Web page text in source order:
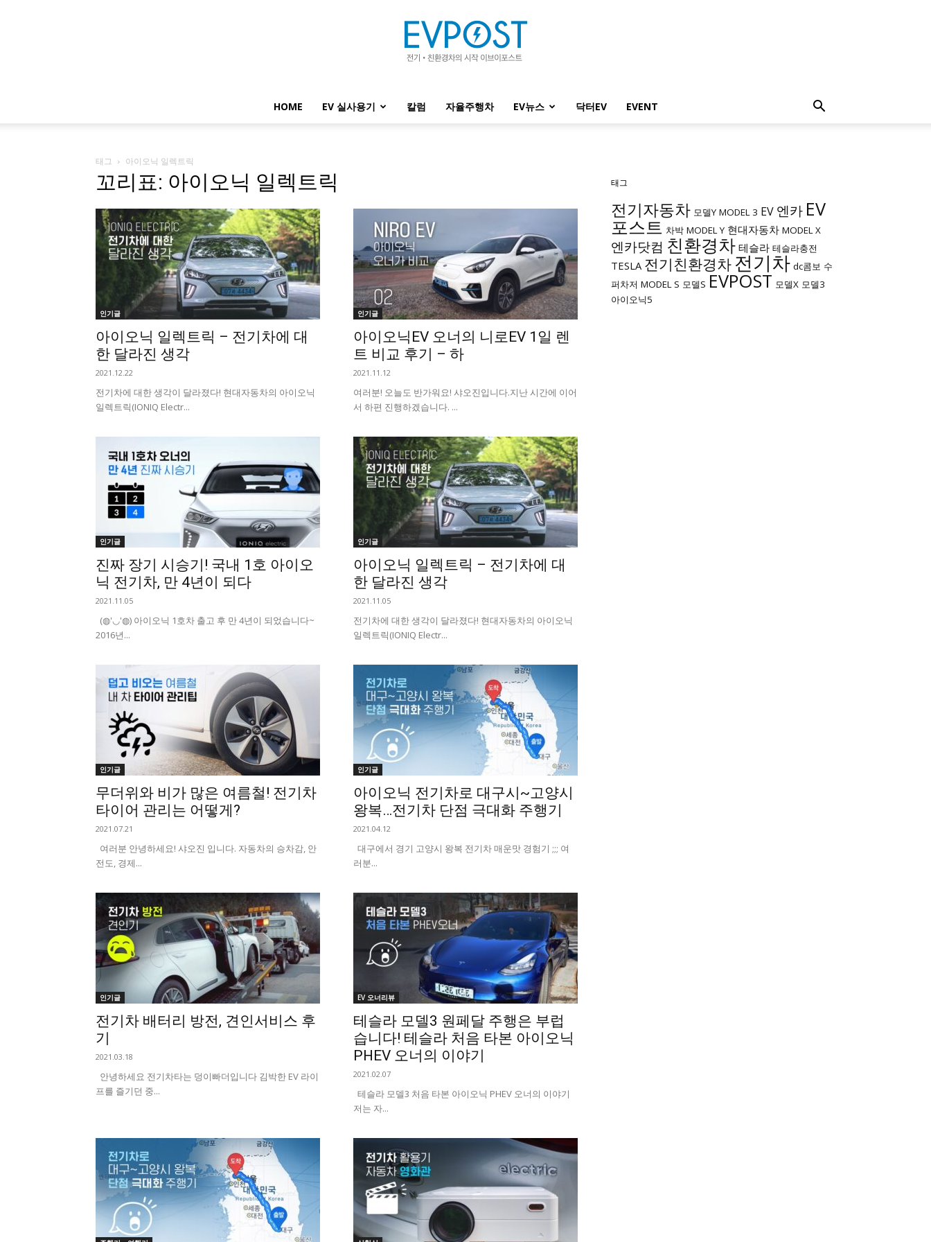
HOME EV 실사용기 칼럼 자율주행차 EV뉴스 닥터EV EVENT
태그 아이오닉 일렉트릭
꼬리표: 아이오닉 일렉트릭
인기글
아이오닉 일렉트릭 – 전기차에 대
한 달라진 생각
2021.12.22
전기차에 대한 생각이 달라졌다! 현대자동차의 아이오닉
일렉트릭(IONIQ Electr...
인기글
아이오닉EV 오너의 니로EV 1일 렌
트 비교 후기 – 하
2021.11.12
여러분! 오늘도 반가워요! 샤오진입니다. ​지난 시간에 이어
서 하편 진행하겠습니다. ...
인기글
진짜 장기 시승기! 국내 1호 아이오
닉 전기차, 만 4년이 되다
2021.11.05
(◍'◡'◍) 아이오닉 1호차 출고 후 만 4년이 되었습니다~
2016년...
인기글
아이오닉 일렉트릭 – 전기차에 대
한 달라진 생각
2021.11.05
전기차에 대한 생각이 달라졌다! 현대자동차의 아이오닉
일렉트릭(IONIQ Electr...
인기글
무더위와 비가 많은 여름철! 전기차
타이어 관리는 어떻게?
2021.07.21
여러분 안녕하세요! 샤오진 입니다. 자동차의 승차감, 안
전도, 경제...
인기글
아이오닉 전기차로 대구시~고양시
왕복…전기차 단점 극대화 주행기
2021.04.12
대구에서 경기 고양시 왕복 전기차 매운맛 경험기 ;;; 여
러분...
인기글
전기차 배터리 방전, 견인서비스 후
기
2021.03.18
안녕하세요 전기차타는 덩이빠더입니다 김박한 EV 라이
프를 즐기던 중...
EV 오너리뷰
테슬라 모델3 원페달 주행은 부럽
습니다! 테슬라 처음 타본 아이오닉
PHEV 오너의 이야기
2021.02.07
테슬라 모델3 처음 타본 아이오닉 PHEV 오너의 이야기
저는 자...
태그
전기자동차 모델Y MODEL 3 EV 엔카 EV
포스트 차박 MODEL Y 현대자동차 MODEL X
엔카닷컴 친환경차 테슬라 테슬라충전
TESLA 전기친환경차 전기차 dc콤보 수
퍼차저 MODEL S 모델S EVPOST 모델X 모델3
아이오닉5